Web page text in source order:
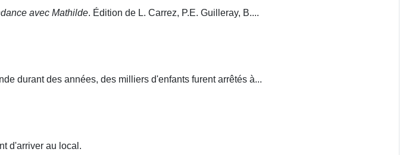
avec Mathilde. Édition de L. Carrez, P.E. Guilleray, B....
durant des années, des milliers d'enfants furent arrêtés à...
d'arriver au local.